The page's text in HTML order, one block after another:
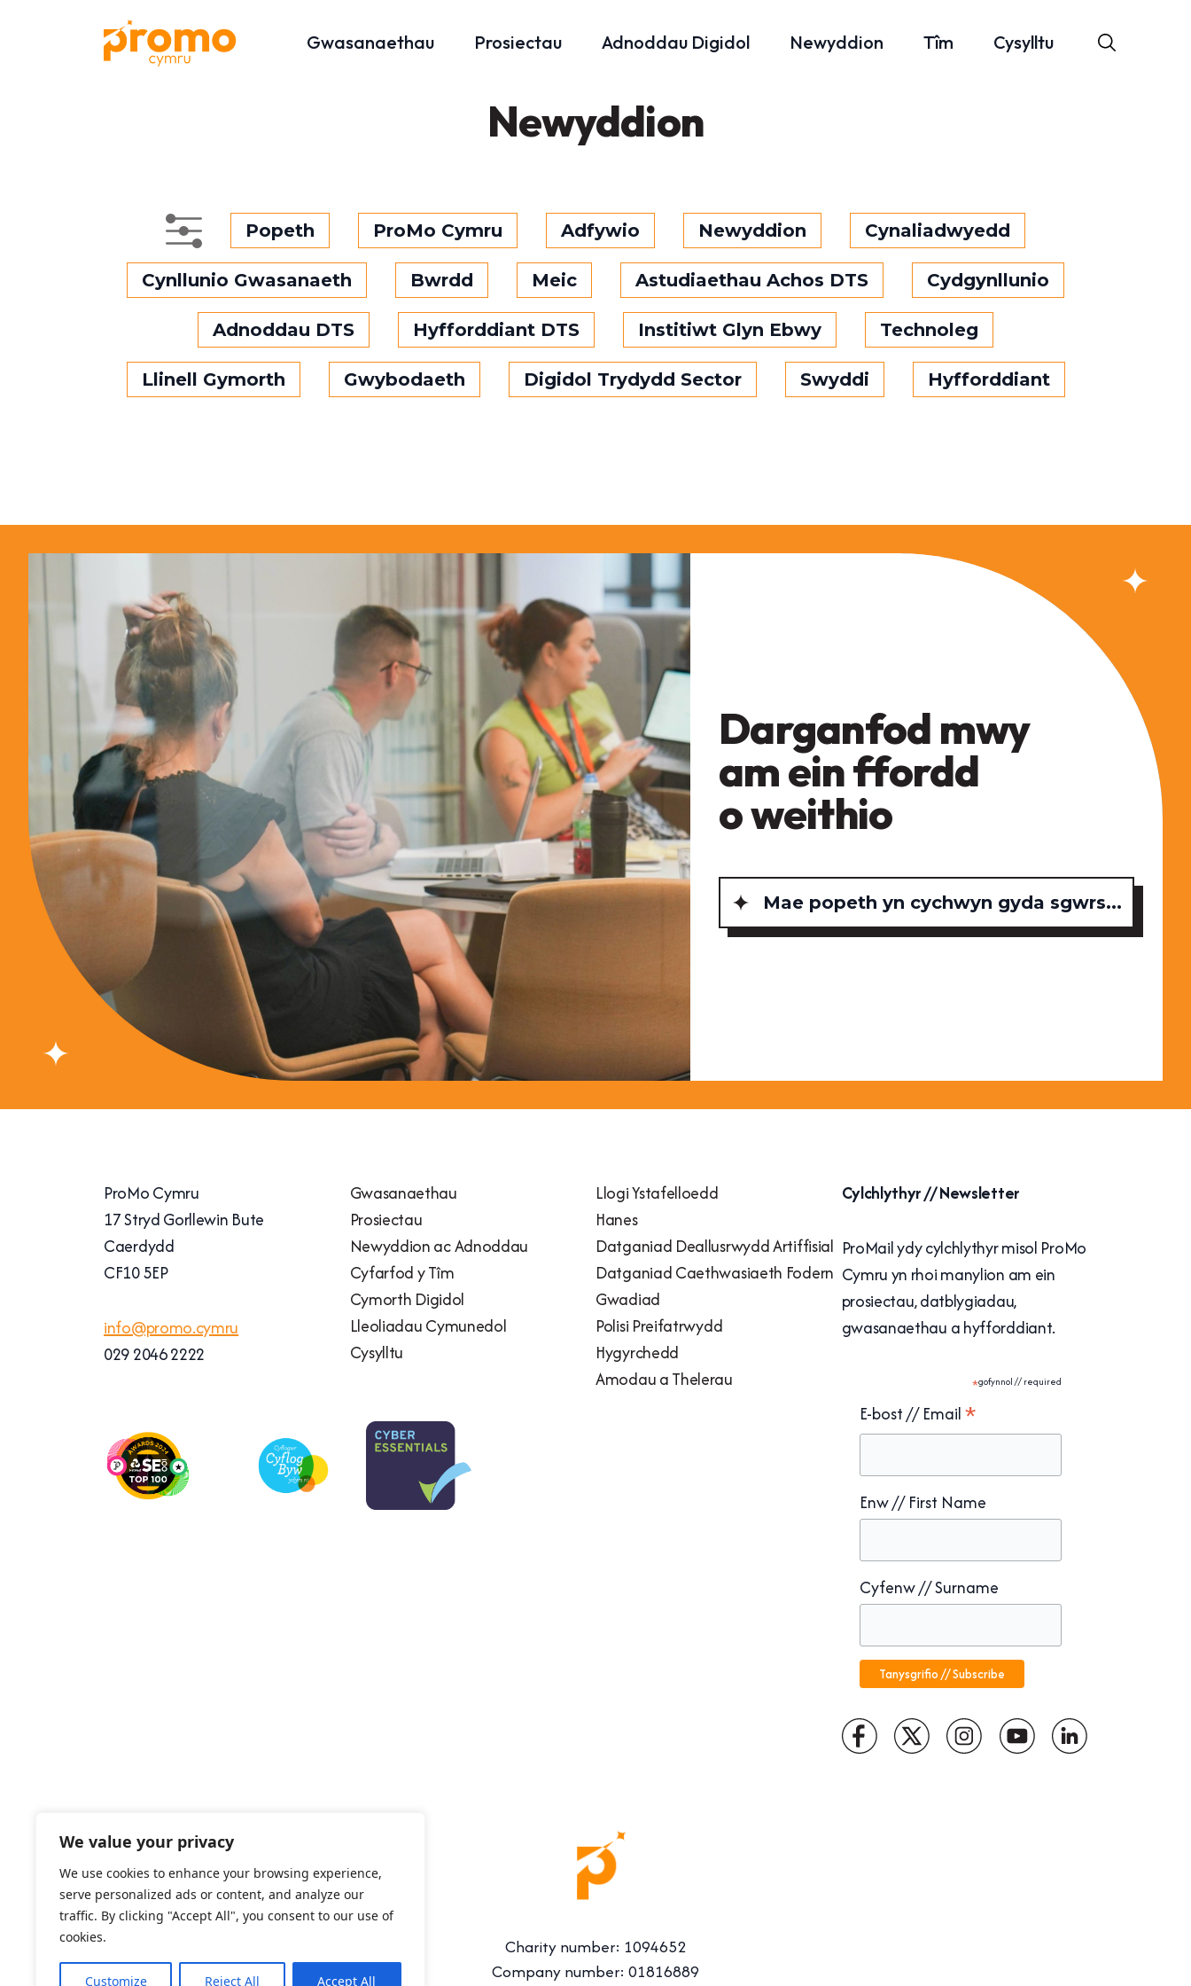
We value your privacy
We use cookies to enhance your browsing experience,
serve personalized ads or content, and analyze our
traffic. By clicking "Accept All", you consent to our use of
cookies.
Customize Reject All Accept All
Gwasanaethau Prosiectau Adnoddau Digidol Newyddion Tîm Cysylltu
Newyddion
Popeth ProMo Cymru Adfywio Newyddion Cynaliadwyedd
Cynllunio Gwasanaeth Bwrdd Meic Astudiaethau Achos DTS Cydgynllunio
Adnoddau DTS Hyfforddiant DTS Institiwt Glyn Ebwy Technoleg
Llinell Gymorth Gwybodaeth Digidol Trydydd Sector Swyddi Hyfforddiant
Darganfod mwy
am ein ffordd
o weithio
Mae popeth yn cychwyn gyda sgwrs...
ProMo Cymru
17 Stryd Gorllewin Bute
Caerdydd
CF10 5EP
info@promo.cymru
029 2046 2222
Gwasanaethau
Prosiectau
Newyddion ac Adnoddau
Cyfarfod y Tîm
Cymorth Digidol
Lleoliadau Cymunedol
Cysylltu
Llogi Ystafelloedd
Hanes
Datganiad Deallusrwydd Artiffisial
Datganiad Caethwasiaeth Fodern
Gwadiad
Polisi Preifatrwydd
Hygyrchedd
Amodau a Thelerau
Cylchlythyr // Newsletter
ProMail ydy cylchlythyr misol ProMo
Cymru yn rhoi manylion am ein
prosiectau, datblygiadau,
gwasanaethau a hyfforddiant.
*gofynnol // required
E-bost // Email*
Enw // First Name
Cyfenw // Surname
Charity number: 1094652
Company number: 01816889